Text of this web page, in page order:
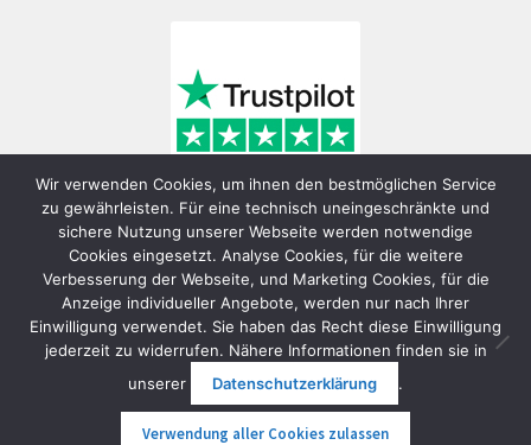
© FunShop Wien - Hochqualitative Elektromobilität 2026
Datenschutzerklärung
Erstellt mit WooCommerce
Wir verwenden Cookies, um ihnen den bestmöglichen Service
zu gewährleisten. Für eine technisch uneingeschränkte und
sichere Nutzung unserer Webseite werden notwendige
Cookies eingesetzt. Analyse Cookies, für die weitere
Verbesserung der Webseite, und Marketing Cookies, für die
Anzeige individueller Angebote, werden nur nach Ihrer
Einwilligung verwendet. Sie haben das Recht diese Einwilligung
jederzeit zu widerrufen. Nähere Informationen finden sie in
unserer
Datenschutzerklärung .
Verwendung aller Cookies zulassen